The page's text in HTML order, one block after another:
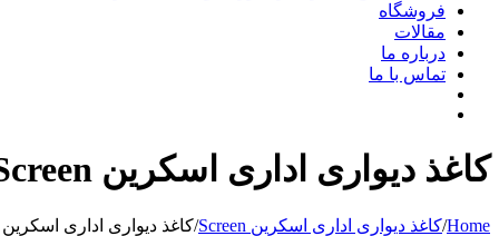
فروشگاه
مقالات
درباره ما
تماس با ما
کاغذ دیواری اداری اسکرین Screen
Home
/کاغذ دیواری اداری اسکرین Screen /کاغذ دیواری اداری اسکرین Screen